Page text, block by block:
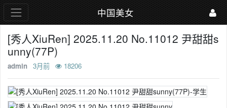
中国美女
[秀人XiuRen] 2025.11.20 No.11012 尹甜甜s
unny(77P)
admin 3月前 18206